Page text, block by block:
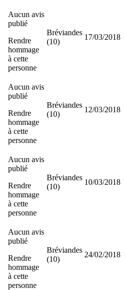
Aucun avis
publié
Rendre
hommage
à cette
personne
Bréviandes
(10)
17/03/2018
Aucun avis
publié
Rendre
hommage
à cette
personne
Bréviandes
(10)
12/03/2018
Aucun avis
publié
Rendre
hommage
à cette
personne
Bréviandes
(10)
10/03/2018
Aucun avis
publié
Rendre
hommage
à cette
personne
Bréviandes
(10)
24/02/2018